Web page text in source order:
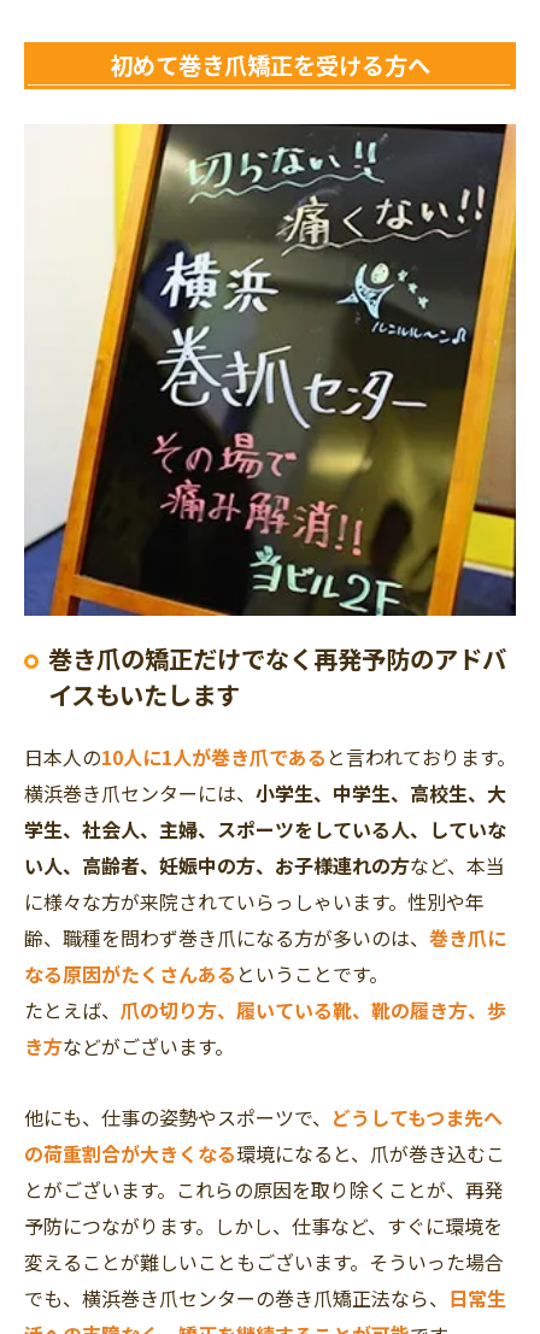
初めて巻き爪矯正を受ける方へ
巻き爪の矯正だけでなく再発予防のアドバ
イスもいたします
日本人の10人に1人が巻き爪である と言われております。
横浜巻き爪センターには、 小学生、中学生、高校生、大
学生、社会人、主婦、スポーツをしている人、していな
い人、高齢者、妊娠中の方、お子様連れの方など、本当
に様々な方が来院されていらっしゃいます。性別や年
齢、職種を問わず巻き爪になる方が多いのは、 巻き爪に
なる原因がたくさんある ということです。
たとえば、 爪の切り方、履いている靴、靴の履き方、歩
き方などがございます。
他にも、仕事の姿勢やスポーツで、 どうしてもつま先へ
の荷重割合が大きくなる環境になると、爪が巻き込むこ
とがございます。これらの原因を取り除くことが、再発
予防につながります。しかし、仕事など、すぐに環境を
変えることが難しいこともございます。そういった場合
でも、横浜巻き爪センターの巻き爪矯正法なら、 日常生